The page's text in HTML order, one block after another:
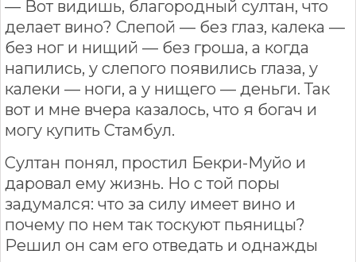
— Вот видишь, благородный султан, что
делает вино? Слепой — без глаз, калека —
без ног и нищий — без гроша, а когда
напились, у слепого появились глаза, у
калеки — ноги, а у нищего — деньги. Так
вот и мне вчера казалось, что я богач и
могу купить Стамбул.
Султан понял, простил Бекри-Муйо и
даровал ему жизнь. Но с той поры
задумался: что за силу имеет вино и
почему по нем так тоскуют пьяницы?
Решил он сам его отведать и однажды